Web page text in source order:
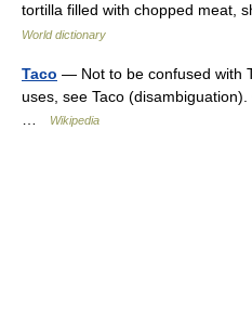
tortilla filled with chopped meat,
World dictionary
Taco — Not to be confused with
uses, see Taco
Wikipedia